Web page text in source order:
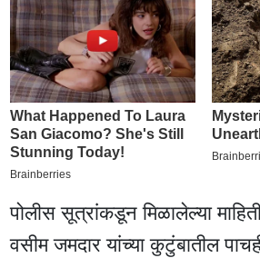
पोलीस सूत्रांकडून मिळालेल्या
वसीम जमदार यांच्या कुटुंबातील